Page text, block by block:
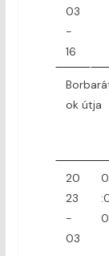
03
-
16
ok útja
20
23
-
03
0